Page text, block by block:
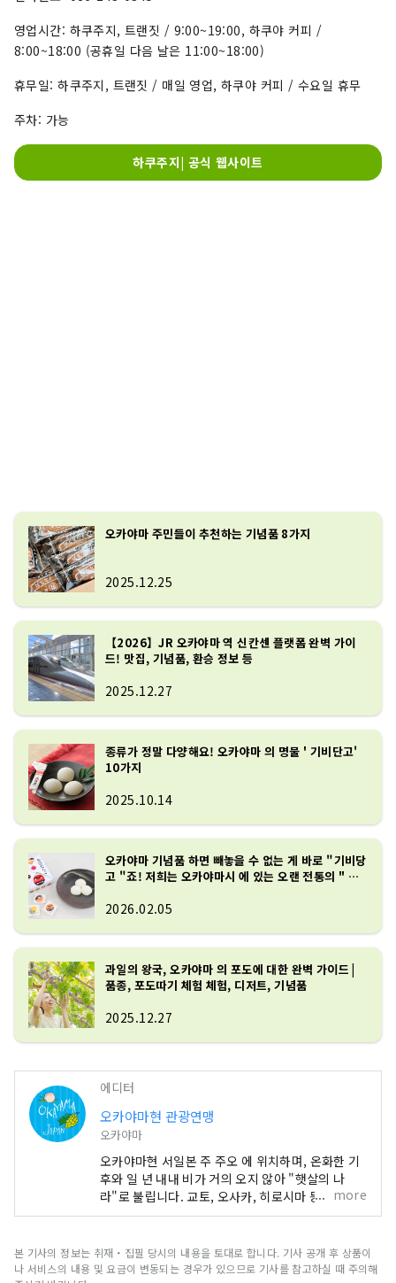
영업시간: 하쿠주지, 트랜짓 / 9:00~19:00, 하쿠야 커피 /
8:00~18:00 (공휴일 다음 날은 11:00~18:00)
휴무일: 하쿠주지, 트랜짓 / 매일 영업, 하쿠야 커피 / 수요일 휴무
주차: 가능
하쿠주지| 공식 웹사이트
오카야마 주민들이 추천하는 기념품 8가지
2025.12.25
【2026】JR 오카야마 역 신칸센 플랫폼 완벽 가이
드! 맛집, 기념품, 환승 정보 등
2025.12.27
종류가 정말 다양해요! 오카야마 의 명물 ' 기비단고'
10가지
2025.10.14
오카야마 기념품 하면 빼놓을 수 없는 게 바로 "기비당
고 "죠! 저희는 오카야마시 에 있는 오랜 전통의 " 고
2026.02.05
과일의 왕국, 오카야마 의 포도에 대한 완벽 가이드 |
품종, 포도따기 체험 체험, 디저트, 기념품
2025.12.27
에디터
오카야마현 관광연맹
오카야마
오카야마현 서일본 주 주오 에 위치하며, 온화한 기
후와 일 년 내내 비가 거의 오지 않아 "햇살의 나
라"로 불립니다. 교토, 오사카, 히로시마 등 유명 관
광지의 중간 지점에 편리하게 위치해 있습니다! 또
카야마 "과일의 오카야마"라고도 불리며, 세토우치
의 따뜻한 기후에서 햇볕을 듬뿍 받으며 자란 과일
more
본 기사의 정보는 취재・집필 당시의 내용을 토대로 합니다. 기사 공개 후 상품이
나 서비스의 내용 및 요금이 변동되는 경우가 있으므로 기사를 참고하실 때 주의해